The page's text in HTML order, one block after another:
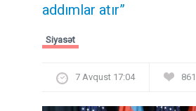
addımlar atır”
Siyasət
7 Avqust 17:04 861